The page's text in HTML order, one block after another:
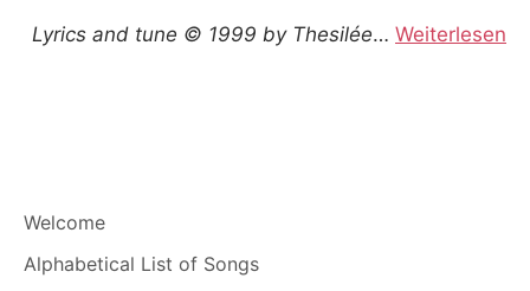
Lyrics and tune © 1999 by Thesilée… Weiterlesen
Welcome
Alphabetical List of Songs